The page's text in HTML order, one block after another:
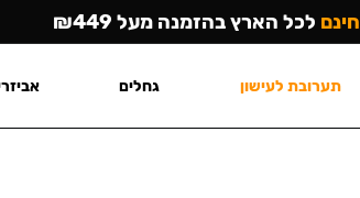
חינם לכל הארץ בהזמנה מעל ₪449
תערובת לעישון גחלים